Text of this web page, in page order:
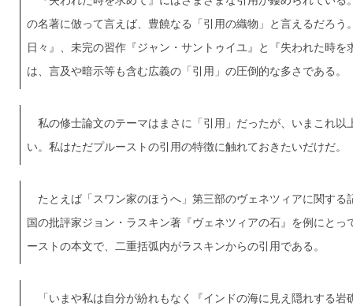
の名著に倣って言えば、豊饒なる「引用の織物」と言えるだろう
日々』、未完の習作『ジャン・サントゥイユ』と『失われた時を
は、言及や暗示等も含む広義の「引用」の圧倒的な多さである。
私の修士論文のテーマはまさに「引用」だったが、いまこれ以
い。私はただプルーストの引用の特徴に触れておきたいだけだ。
たとえば「スワン家のほうへ」第三部のヴェネツィアに関する
国の批評家ジョン・ラスキン著『ヴェネツィアの石』を例にとっ
ーストの本文で、二重括弧内がラスキンからの引用である。
「いまや私は自分が紛れもなく『インドの海に見え隠れする